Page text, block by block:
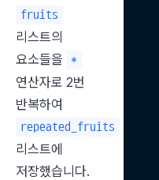
fruits
리스트의
요소들을
*
연산자로 2번
repeated_fruits
리스트에
저장했습니다.